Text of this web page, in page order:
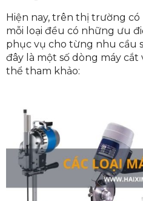
Hiện nay, trên thị trường có
mỗi loại đều có những ưu
phục vụ cho từng nhu cầu
đây là một số dòng máy cắt
thể tham khảo: